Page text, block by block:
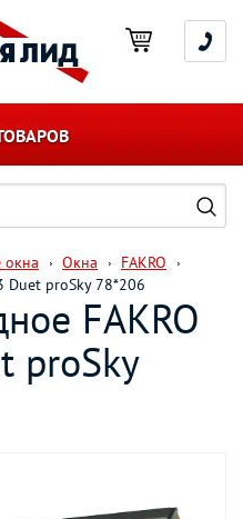
окна Окна
FAKRO
Duet proSky 78*206
FAKRO
proSky